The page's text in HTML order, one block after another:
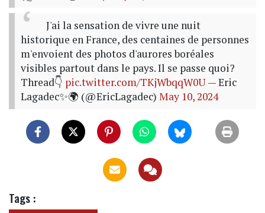
J'ai la sensation de vivre une nuit
historique en France, des centaines de personnes
m'envoient des photos d'aurores boréales
visibles partout dans le pays. Il se passe quoi?
Thread👇 pic.twitter.com/TKjWbqqW0U— Eric
Lagadec✨🌍 (@EricLagadec) May 10, 2024
Tags :